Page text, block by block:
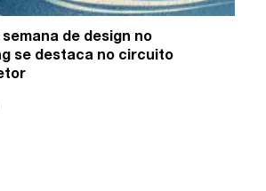
semana de design no
se destaca no circuito